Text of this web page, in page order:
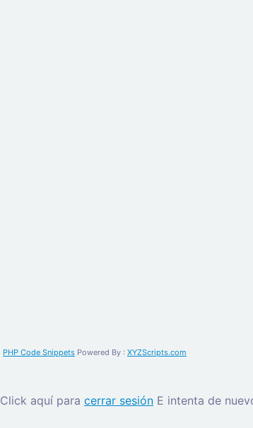
PHP Code Snippets Powered By : XYZScripts.com
Click aquí para cerrar sesión E intenta de